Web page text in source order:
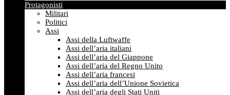
Protagonisti
Militari
Politici
Assi
Assi della Luftwaffe
Assi dell’aria italiani
Assi dell’aria del Giappone
Assi dell’aria del Regno Unito
Assi dell’aria francesi
Assi dell’aria dell’Unione Sovietica
Assi dell’aria degli Stati Uniti